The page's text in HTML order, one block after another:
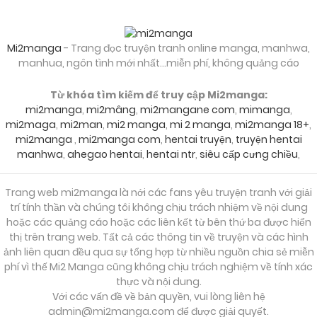
14/04/2026
Chapter 13 14/04/2026
Chapter 12 14/04/2026
Chapter 11 14/04/2026
Chapter 10 14/04/2026
Mi2manga - Trang đọc truyện tranh online manga, manhwa,
manhua, ngôn tình mới nhất...miễn phí, không quảng cáo
Từ khóa tìm kiếm để truy cập Mi2manga:
mi2manga, mi2mâng, mi2mangane com, mimanga,
mi2maga, mi2man, mi2 manga, mi 2 manga, mi2manga 18+,
mi2manga , mi2manga com, hentai truyện, truyện hentai
manhwa, ahegao hentai, hentai ntr, siêu cấp cưng chiều,
Trang web mi2manga là nới các fans yêu truyện tranh với giải
trí tính thần và chúng tôi không chịu trách nhiệm về nội dung
hoặc các quảng cáo hoặc các liên kết từ bên thứ ba được hiển
thị trên trang web. Tất cả các thông tin về truyện và các hình
ảnh liên quan đều qua sự tổng hợp từ nhiều nguồn chia sẻ miễn
phí vì thế Mi2 Manga cũng không chịu trách nghiệm về tính xác
thực và nội dung.
Với các vấn đề về bản quyền, vui lòng liên hệ
admin@mi2manga.com để được giải quyết.